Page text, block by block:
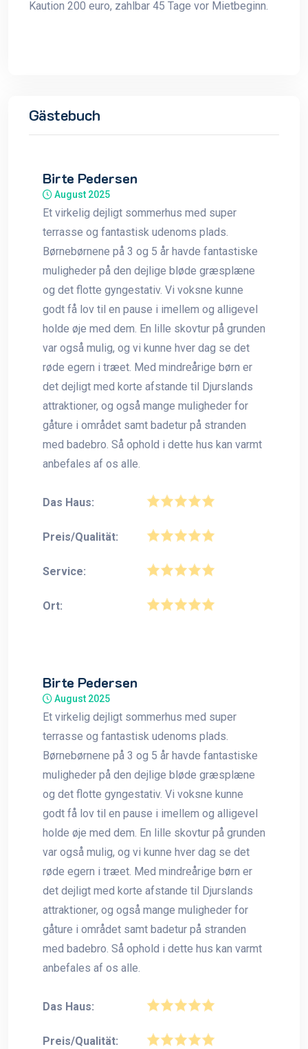
Kaution 200 euro, zahlbar 45 Tage vor Mietbeginn.
Gästebuch
Birte Pedersen
August 2025
Et virkelig dejligt sommerhus med super
terrasse og fantastisk udenoms plads.
Børnebørnene på 3 og 5 år havde fantastiske
muligheder på den dejlige bløde græsplæne
og det flotte gyngestativ. Vi voksne kunne
godt få lov til en pause i imellem og alligevel
holde øje med dem. En lille skovtur på grunden
var også mulig, og vi kunne hver dag se det
røde egern i træet. Med mindreårige børn er
det dejligt med korte afstande til Djurslands
attraktioner, og også mange muligheder for
gåture i området samt badetur på stranden
med badebro. Så ophold i dette hus kan varmt
anbefales af os alle.
Das Haus:
Preis/Qualität:
Service:
Ort:
Birte Pedersen
August 2025
Et virkelig dejligt sommerhus med super
terrasse og fantastisk udenoms plads.
Børnebørnene på 3 og 5 år havde fantastiske
muligheder på den dejlige bløde græsplæne
og det flotte gyngestativ. Vi voksne kunne
godt få lov til en pause i imellem og alligevel
holde øje med dem. En lille skovtur på grunden
var også mulig, og vi kunne hver dag se det
røde egern i træet. Med mindreårige børn er
det dejligt med korte afstande til Djurslands
attraktioner, og også mange muligheder for
gåture i området samt badetur på stranden
med badebro. Så ophold i dette hus kan varmt
anbefales af os alle.
Das Haus:
Preis/Qualität: